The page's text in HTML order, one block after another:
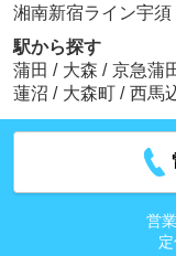
湘南新宿ライン宇須
駅から探す
蒲田 / 大森 / 京急蒲
蓮沼 / 大森町 / 西馬
営
定